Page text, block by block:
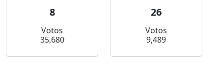
8
Votos
35,680
26
Votos
9,489